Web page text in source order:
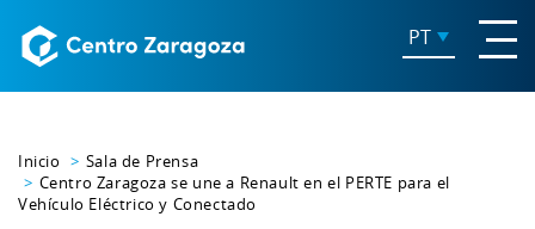
PT
Inicio
Sala de Prensa
Centro Zaragoza se une a Renault en el PERTE para el
Vehículo Eléctrico y Conectado